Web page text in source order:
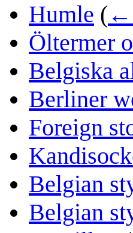
Humle ( ←
Öltermer
Belgiska
Berliner
Foreign
Belgian
Belgian